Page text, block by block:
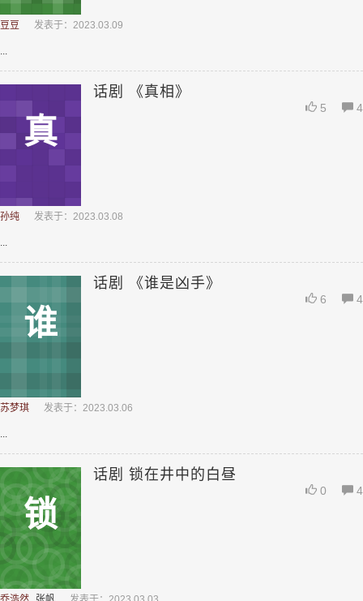
豆豆 发表于：2023.03.09
...
真
话剧 《真相》
5 4
孙纯 发表于：2023.03.08
...
谁
话剧 《谁是凶手》
6 4
苏梦琪 发表于：2023.03.06
...
锁
话剧 锁在井中的白昼
0 4